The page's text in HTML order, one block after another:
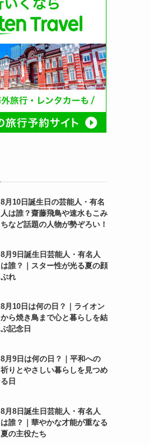
8月10日誕生日の芸能人・有名
人は誰？齋藤飛鳥や速水もこみ
ちなど話題の人物が勢ぞろい！
8月9日誕生日芸能人・有名人
は誰？｜スター性が光る夏の顔
ぶれ
8月10日は何の日？｜ライオン
から焼き鳥まで心と暮らしを結
ぶ記念日
8月9日は何の日？｜平和への
祈りとやさしい暮らしを見つめ
る日
8月8日誕生日芸能人・有名人
は誰？｜華やかな才能が重なる
夏の主役たち